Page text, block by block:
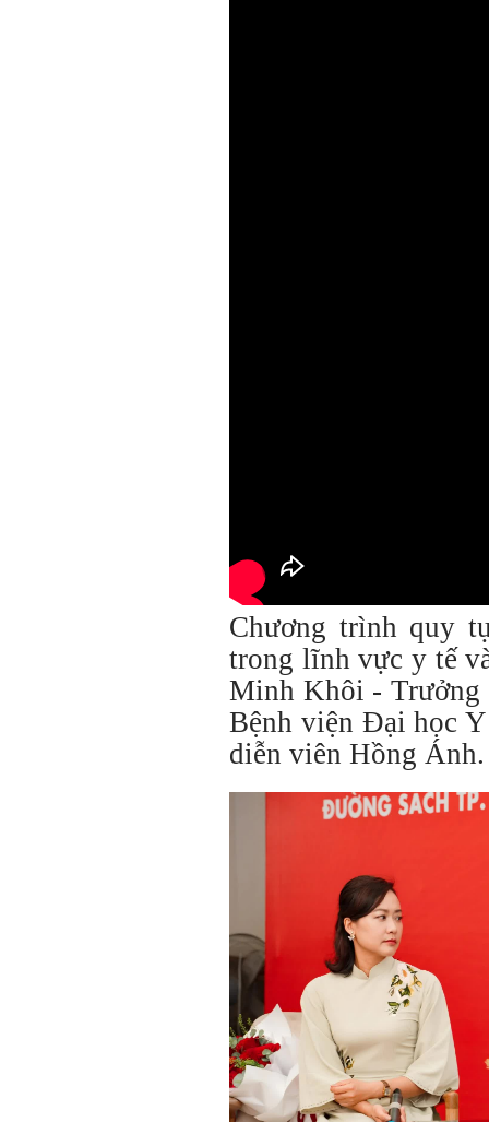
Chương trình quy
trong lĩnh vực y tế
Minh Khôi - Trưởng
Bệnh viện Đại học
diễn viên Hồng Ánh.